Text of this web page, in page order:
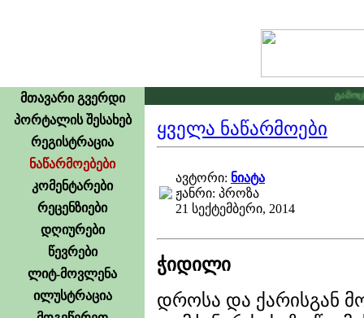
მთავარი გვერდი
პორტალის შესახებ
რეგისტრაცია
ნაწარმოებები
კომენტარები
რეცენზიები
დღიურები
წევრები
ლიტ-მოვლენა
ილუსტრაცია
ყველა ნაწარმოები
ავტორი: ნიატა
ჟანრი: პროზა
21 სექტემბერი, 2014
ჭიდილი
დროსა და ქარისგან